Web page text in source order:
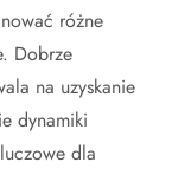
różne
Dobrze
na uzyskanie
dynamiki
dla